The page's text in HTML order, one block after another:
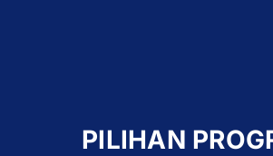
PILIHAN